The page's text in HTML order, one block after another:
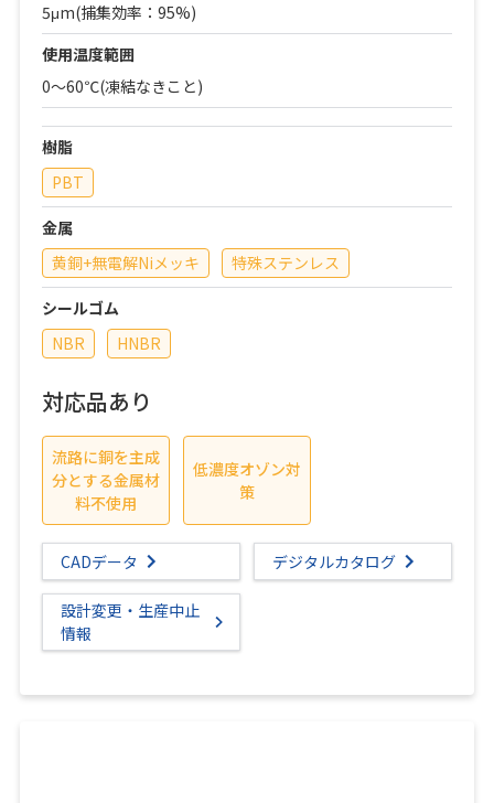
5μm(捕集効率：95%)
使用温度範囲
0～60℃(凍結なきこと)
樹脂
PBT
金属
黄銅+無電解Niメッキ
特殊ステンレス
シールゴム
NBR
HNBR
対応品あり
流路に銅を主成
分とする金属材
料不使用
低濃度オゾン対
策
CADデータ デジタルカタログ
設計変更・生産中止
情報